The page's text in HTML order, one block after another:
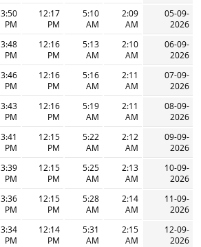
05-09-
2026
2:09
AM
5:10
AM
12:17
PM
3:50
PM
06-09-
2026
2:10
AM
5:13
AM
12:16
PM
3:48
PM
07-09-
2026
2:11
AM
5:16
AM
12:16
PM
3:46
PM
08-09-
2026
2:11
AM
5:19
AM
12:16
PM
3:43
PM
09-09-
2026
2:12
AM
5:22
AM
12:15
PM
3:41
PM
10-09-
2026
2:13
AM
5:25
AM
12:15
PM
3:39
PM
11-09-
2026
2:14
AM
5:28
AM
12:15
PM
3:36
PM
12-09-
2026
2:15
AM
5:31
AM
12:14
PM
3:34
PM